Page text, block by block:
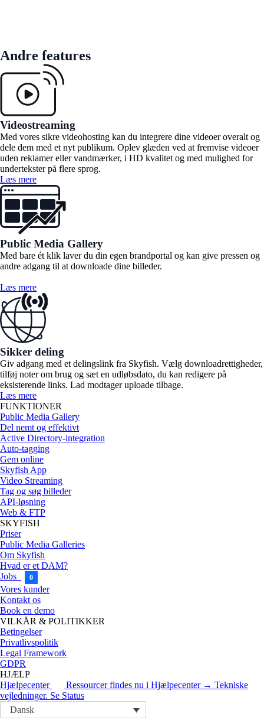
Andre features
Videostreaming
Med vores sikre videohosting kan du integrere dine videoer overalt og
dele dem med et nyt publikum. Oplev glæden ved at fremvise videoer
uden reklamer eller vandmærker, i HD kvalitet og med mulighed for
undertekster på flere sprog.
Læs mere
Public Media Gallery
Med bare ét klik laver du din egen brandportal og kan give pressen og
andre adgang til at downloade dine billeder.
Læs mere
Sikker deling
Giv adgang med et delingslink fra Skyfish. Vælg downloadrettigheder,
tilføj noter om brug og sæt en udløbsdato, du kan redigere på
eksisterende links. Lad modtager uploade tilbage.
Læs mere
FUNKTIONER
Public Media Gallery
Del nemt og effektivt
Active Directory-integration
Auto-tagging
Gem online
Skyfish App
Video Streaming
Tag og søg billeder
API-løsning
Web & FTP
SKYFISH
Priser
Public Media Galleries
Om Skyfish
Hvad er et DAM?
Jobs
0
Vores kunder
Kontakt os
Book en demo
VILKÅR & POLITIKKER
Betingelser
Privatlivspolitik
Legal Framework
GDPR
HJÆLP
Hjælpecenter
Ressourcer findes nu i Hjælpecenter → Tekniske
vejledninger. Se Status
Dansk